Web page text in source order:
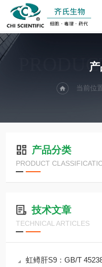
当前位
产品分类
PRODUCT
技术文章
TECHNICAL ARTICLES
虹鳟肝S9：GB/T